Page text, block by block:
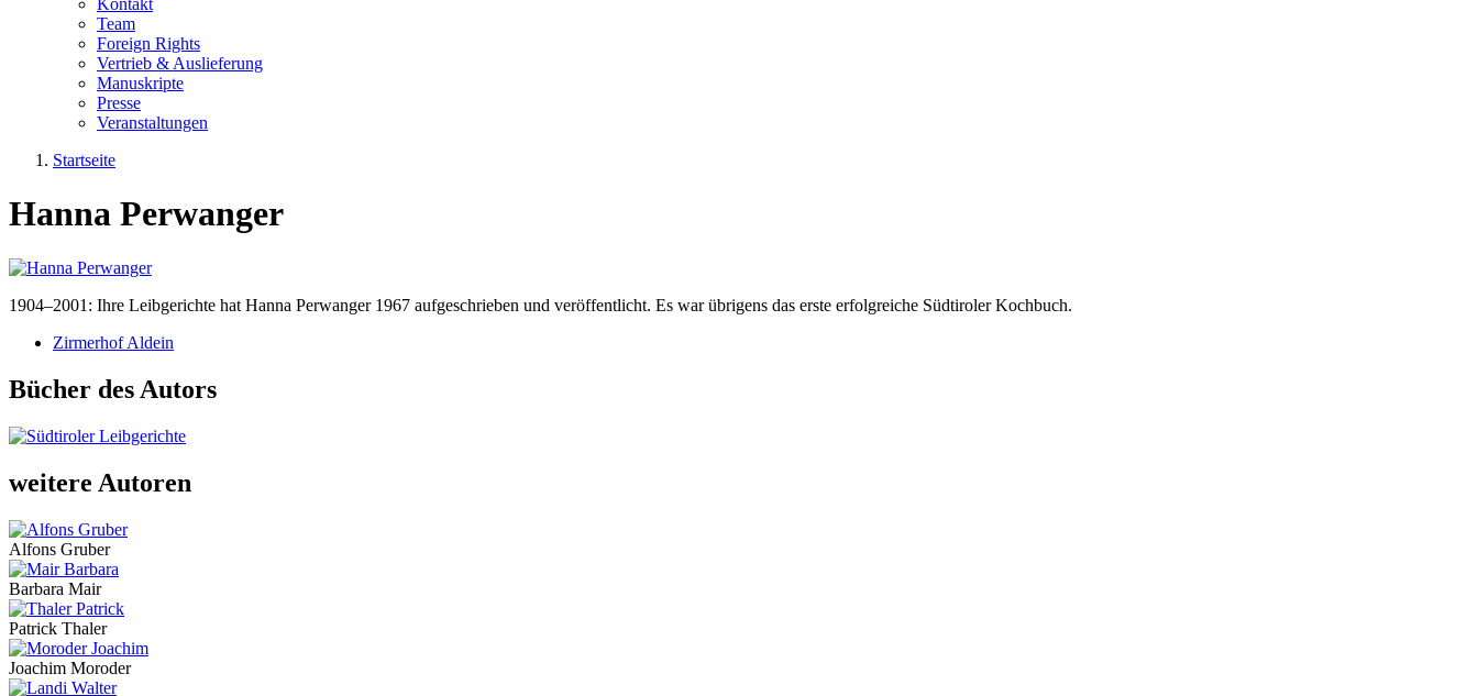
Kontakt
Team
Foreign Rights
Vertrieb & Auslieferung
Manuskripte
Presse
Veranstaltungen
Startseite
Hanna Perwanger
1904–2001: Ihre Leibgerichte hat Hanna Perwanger 1967 aufgeschrieben und veröffentlicht. Es war übrigens das erste erfolgreiche Südtiroler Kochbuch.
Zirmerhof Aldein
Bücher des Autors
weitere Autoren
Alfons Gruber
Barbara Mair
Patrick Thaler
Joachim Moroder